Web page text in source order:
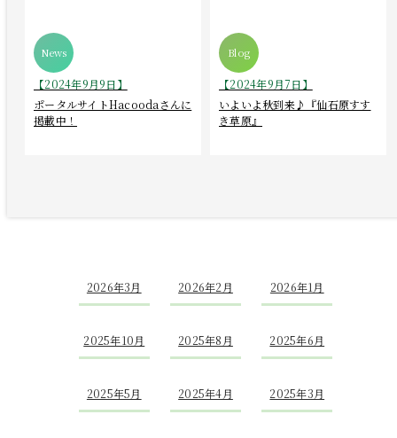
【2024年9月9日】
ポータルサイトHacoodaさんに
掲載中！
【2024年9月7日】
いよいよ秋到来♪『仙石原すす
き草原』
2026年3月 2026年2月 2026年1月
2025年10月 2025年8月 2025年6月
2025年5月 2025年4月 2025年3月